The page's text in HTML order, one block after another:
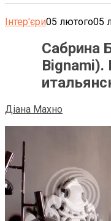
Інтер'єри05 лютого05
Сабрина
Діана Махно